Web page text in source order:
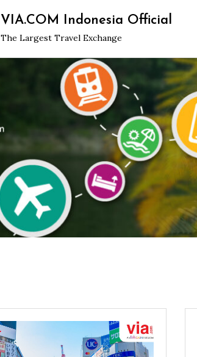
VIA.COM Indonesia Official
The Largest Travel Exchange